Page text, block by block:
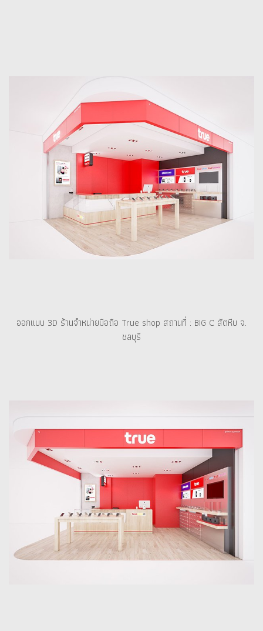
ออกแบบ 3D ร้านจำหน่ายมือถือ True shop สถานที่ : BIG C สัตหีบ จ.
ชลบุรี